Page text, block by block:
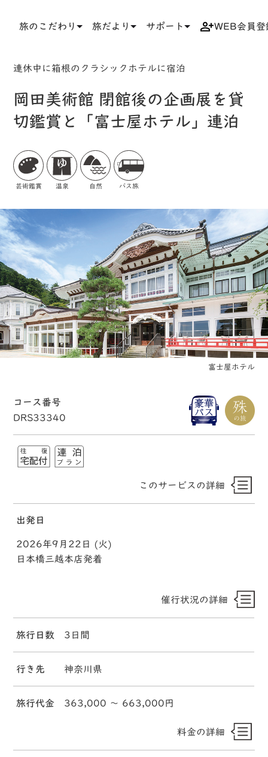
旅のこだわり 旅だより サポート WEB会員登
連休中に箱根のクラシックホテルに宿泊
岡田美術館 閉館後の企画展を貸
切鑑賞と「富士屋ホテル」連泊
芸術鑑賞 温泉 自然 バス旅
富士屋ホテル
コース番号
DRS33340
このサービスの詳細
出発日
2026年9月22日 (火)
日本橋三越本店発着
催行状況の詳細
旅行日数 3日間
行き先 神奈川県
旅行代金 363,000 〜 663,000円
料金の詳細